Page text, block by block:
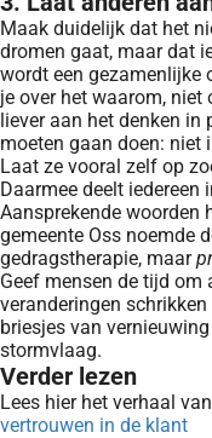
Maak duidelijk dat het
dromen gaat, maar dat
wordt een gezamenlijke
je over het waarom, niet
liever aan het denken in
moeten gaan doen: niet
Laat ze vooral zelf op
Daarmee deelt iedereen
Aansprekende woorden
gemeente Oss noemde
gedragstherapie, maar
Geef mensen de tijd om
veranderingen
briesjes van
stormvlaag.
Verder lezen
Lees hier het verhaal
vertrouwen in de klant